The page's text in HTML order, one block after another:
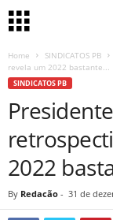
Home SINDICATOS PB
revela um 2022 bastante...
SINDICATOS PB
2022
By Redacão - 31 de